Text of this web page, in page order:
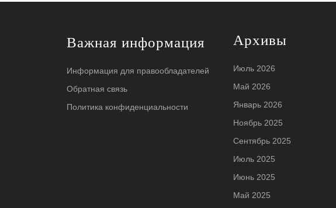
Важная информация
Информация для правообладателей
Обратная связь
Политика конфиденциальности
Архивы
Июль 2026
Май 2026
Январь 2026
Ноябрь 2025
Сентябрь 2025
Июль 2025
Июнь 2025
Май 2025